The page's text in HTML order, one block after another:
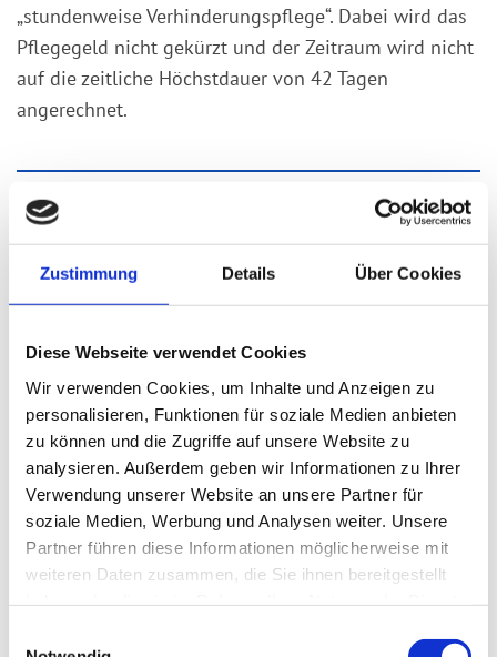
Zustimmung Details Über Cookies
Diese Webseite verwendet Cookies
Wir verwenden Cookies, um Inhalte und Anzeigen zu
personalisieren, Funktionen für soziale Medien anbieten
zu können und die Zugriffe auf unsere Website zu
analysieren. Außerdem geben wir Informationen zu Ihrer
Verwendung unserer Website an unsere Partner für
soziale Medien, Werbung und Analysen weiter. Unsere
Partner führen diese Informationen möglicherweise mit
weiteren Daten zusammen, die Sie ihnen bereitgestellt
„stundenweise Verhinderungspflege“. Dabei wird das
Pflegegeld nicht gekürzt und der Zeitraum wird nicht
auf die zeitliche Höchstdauer von 42 Tagen
angerechnet.
Pflegeberatung nach § 37 Abs. 3 SGB XI
Pflegeberatungen sind Pflichtberatungen. Schon bei
müssen, soweit Sie von Ihrer Pflegekasse Pflegegeld
beziehen.
Beziehen Sie ausschließlich Pflegegeld? Dann sind
Sie verpflichtet einen Beratungseinsatz durchführen
zu lassen:
Pflegegrade 2/3: jedes Kalenderhalbjahr
Pflegegrade 4/5: jedes Kalendervierteljahr